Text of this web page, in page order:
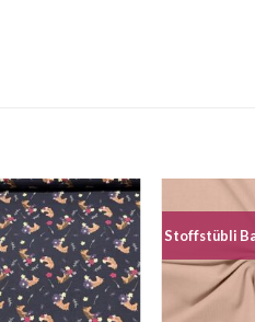
Auf die
Wunschliste
Stoffstübli